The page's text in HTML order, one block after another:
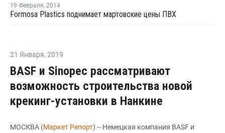
19 Февраля, 2014
Formosa Plastics поднимает мартовские цены ПВХ
21 Января, 2019
BASF и Sinopec рассматривают
возможность строительства новой
крекинг-установки в Нанкине
МОСКВА (Маркет Репорт) -- Немецкая компания BASF и